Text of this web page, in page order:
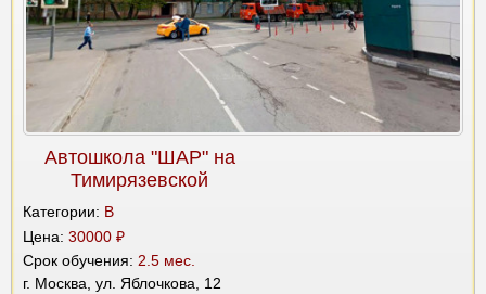
Автошкола "ШАР" на
Тимирязевской
Категории: B
Цена: 30000 ₽
Срок обучения: 2.5 мес.
г. Москва, ул. Яблочкова, 12